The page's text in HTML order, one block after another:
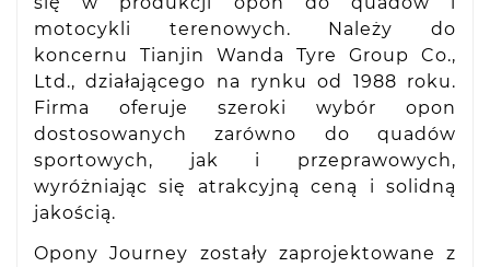
motocykli terenowych. Należy do
koncernu Tianjin Wanda Tyre Group Co.,
Ltd., działającego na rynku od 1988 roku.
Firma oferuje szeroki wybór opon
dostosowanych zarówno do quadów
sportowych, jak i przeprawowych,
wyróżniając się atrakcyjną ceną i solidną
jakością.
Opony Journey zostały zaprojektowane z